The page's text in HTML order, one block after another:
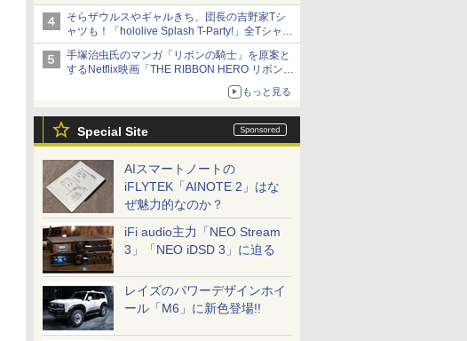
8月7日発売
「特製ガーリックマヨソース」を使用した超大
型チーズバーガー
そらザウルスやギャルきち、団長の吉野家Tシ
ャツも！「hololive Splash T-Party!」全Tシャツ
ラインナップ公開＆オンライン販売開始
手塚治虫氏のマンガ「リボンの騎士」を原案と
するNetflix映画「THE RIBBON HERO リボンヒ
もっと見る
Special Site
AIスマートノートの
iFLYTEK「AINOTE 2」はな
ぜ魅力的なのか？
iFi audio主力「NEO Stream
3」「NEO iDSD 3」に迫る
レイズのパワーデザインホイ
ール「M6」に新色登場!!